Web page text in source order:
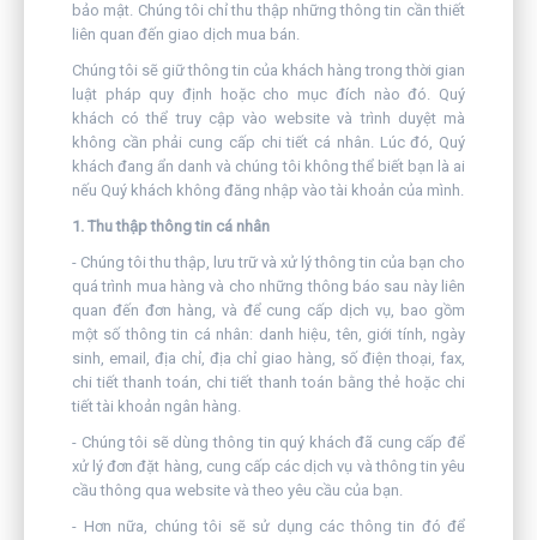
bảo mật. Chúng tôi chỉ thu thập những thông tin cần thiết
liên quan đến giao dịch mua bán.
Chúng tôi sẽ giữ thông tin của khách hàng trong thời gian
luật pháp quy định hoặc cho mục đích nào đó. Quý
khách có thể truy cập vào website và trình duyệt mà
không cần phải cung cấp chi tiết cá nhân. Lúc đó, Quý
khách đang ẩn danh và chúng tôi không thể biết bạn là ai
nếu Quý khách không đăng nhập vào tài khoản của mình.
1. Thu thập thông tin cá nhân
- Chúng tôi thu thập, lưu trữ và xử lý thông tin của bạn cho
quá trình mua hàng và cho những thông báo sau này liên
quan đến đơn hàng, và để cung cấp dịch vụ, bao gồm
một số thông tin cá nhân: danh hiệu, tên, giới tính, ngày
sinh, email, địa chỉ, địa chỉ giao hàng, số điện thoại, fax,
chi tiết thanh toán, chi tiết thanh toán bằng thẻ hoặc chi
tiết tài khoản ngân hàng.
- Chúng tôi sẽ dùng thông tin quý khách đã cung cấp để
xử lý đơn đặt hàng, cung cấp các dịch vụ và thông tin yêu
cầu thông qua website và theo yêu cầu của bạn.
- Hơn nữa, chúng tôi sẽ sử dụng các thông tin đó để